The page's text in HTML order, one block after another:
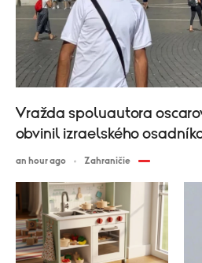
Vražda spoluautora
obvinil izraelského
an hour ago Zahraničie